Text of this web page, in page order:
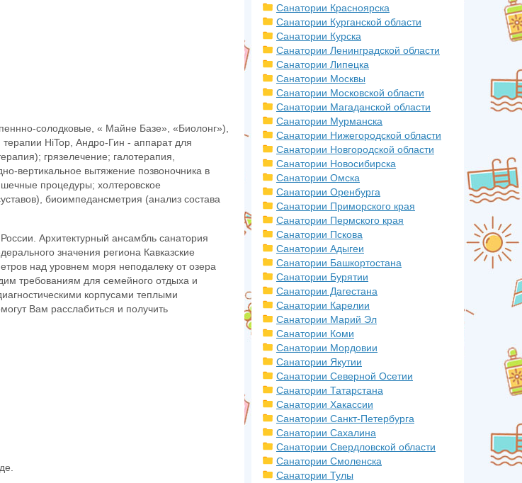
солодковые, « Майне Базе», «Биолонг»),
HiTop, Андро-Гин - аппарат для
грязелечение; галотерапия,
вертикальное вытяжение позвоночника в
процедуры; холтеровское
биоимпедансметрия (анализ состава
Архитектурный ансамбль санатория
значения региона Кавказские
над уровнем моря неподалеку от озера
требованиям для семейного отдыха и
корпусами теплыми
Вам расслабиться и получить
Санатории Красноярска
Санатории Курганской области
Санатории Курска
Санатории Ленинградской области
Санатории Липецка
Санатории Москвы
Санатории Московской области
Санатории Магаданской области
Санатории Мурманска
Санатории Нижегородской области
Санатории Новгородской области
Санатории Новосибирска
Санатории Омска
Санатории Оренбурга
Санатории Приморского края
Санатории Пермского края
Санатории Пскова
Санатории Адыгеи
Санатории Башкортостана
Санатории Бурятии
Санатории Дагестана
Санатории Карелии
Санатории Марий Эл
Санатории Коми
Санатории Мордовии
Санатории Якутии
Санатории Северной Осетии
Санатории Татарстана
Санатории Хакассии
Санатории Санкт-Петербурга
Санатории Сахалина
Санатории Свердловской области
Санатории Смоленска
Санатории Тулы